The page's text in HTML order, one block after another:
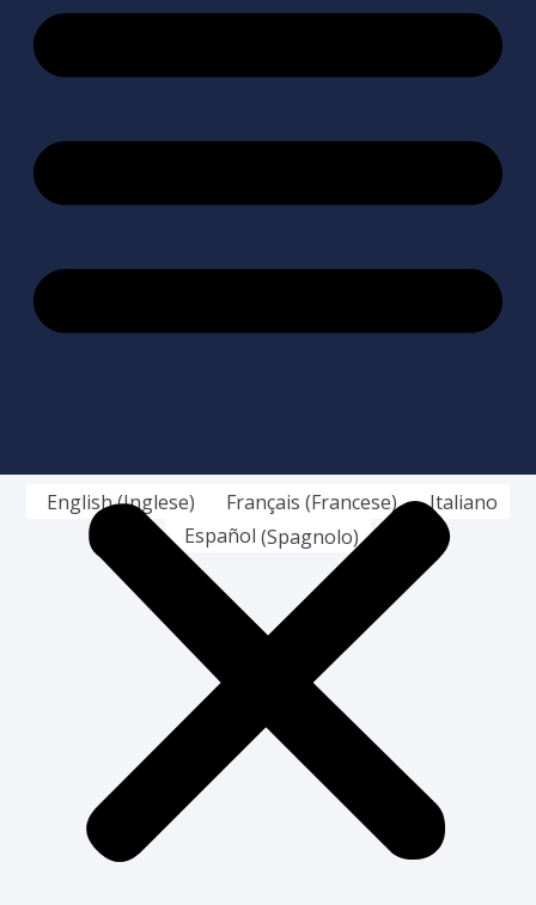
English(Inglese) Français (Francese)
Italiano
Español (Spagnolo)